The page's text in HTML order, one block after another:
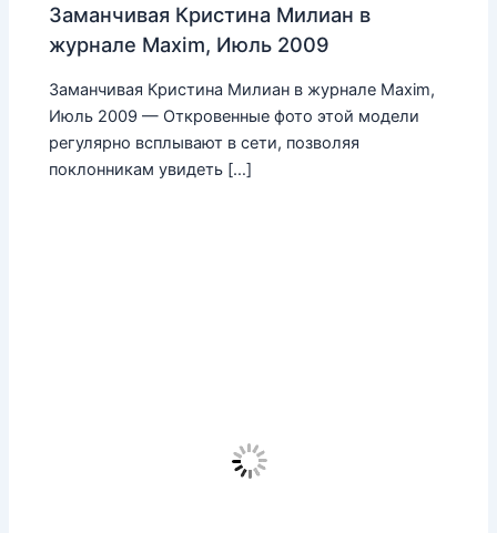
Заманчивая Кристина Милиан в
журнале Maxim, Июль 2009
Заманчивая Кристина Милиан в журнале Maxim,
Июль 2009 — Откровенные фото этой модели
регулярно всплывают в сети, позволяя
поклонникам увидеть […]